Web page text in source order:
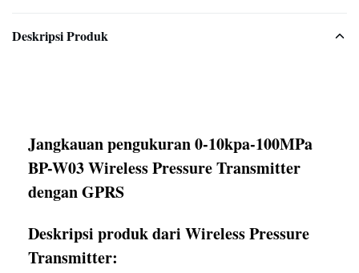
Deskripsi Produk
Jangkauan pengukuran 0-10kpa-100MPa
BP-W03 Wireless Pressure Transmitter
dengan GPRS
Deskripsi produk dari Wireless Pressure
Transmitter: